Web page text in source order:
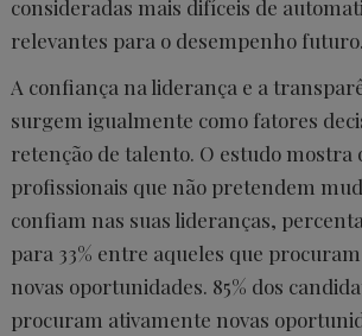
consideradas mais difíceis de
relevantes para o desempenho futuro.
A confiança na liderança e a
surgem igualmente como fatores
retenção de talento. O estudo mostra
profissionais que não pretendem
confiam nas suas lideranças,
para 33% entre aqueles que
novas oportunidades. 85% dos
procuram ativamente novas